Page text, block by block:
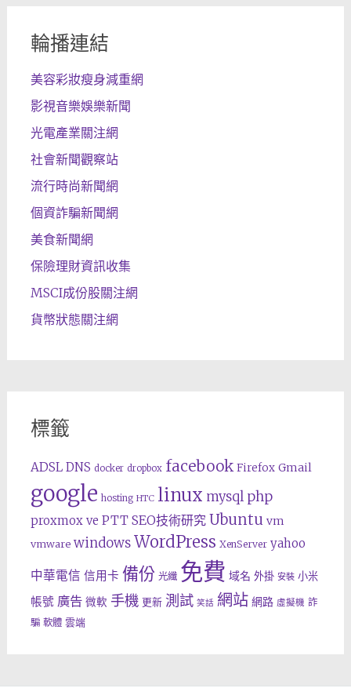
輪播連結
美容彩妝瘦身減重網
影視音樂娛樂新聞
光電產業關注網
社會新聞觀察站
流行時尚新聞網
個資詐騙新聞網
美食新聞網
保險理財資訊收集
MSCI成份股關注網
貨幣狀態關注網
標籤
ADSL DNS docker dropbox facebook Firefox Gmail
google hosting HTC linux mysql php
proxmox ve PTT SEO技術研究 Ubuntu vm
vmware windows WordPress XenServer yahoo
中華電信 信用卡 備份 光纖 免費 域名 外掛 安裝 小米
帳號 廣告 微軟 手機 更新 測試 笑話 網站 網路 虛擬機 詐
騙 軟體 雲端